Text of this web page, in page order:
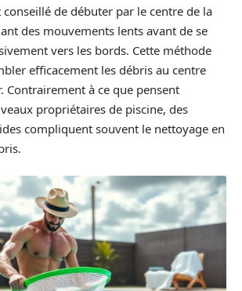
de débuter par le centre de la
des mouvements lents avant de se
vers les bords. Cette méthode
efficacement les débris au centre
Contrairement à ce que pensent
propriétaires de piscine, des
compliquent souvent le nettoyage en